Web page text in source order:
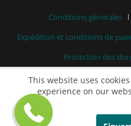
Conditions générales
Expédition et conditions de
Protection des
This website uses
experience on our